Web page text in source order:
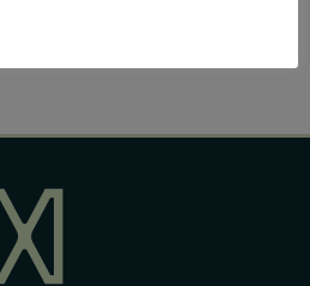
– 8891